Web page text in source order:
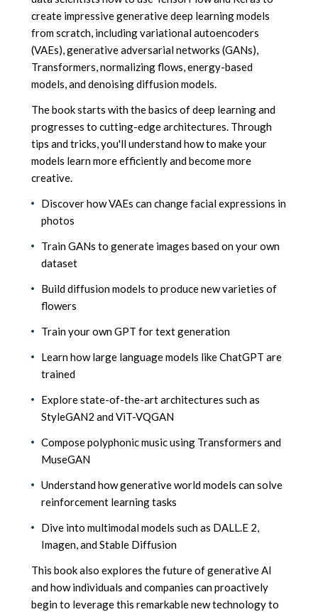
create impressive generative deep learning models
from scratch, including variational autoencoders
(VAEs), generative adversarial networks (GANs),
Transformers, normalizing flows, energy-based
models, and denoising diffusion models.
The book starts with the basics of deep learning and
progresses to cutting-edge architectures. Through
tips and tricks, you'll understand how to make your
models learn more efficiently and become more
creative.
Discover how VAEs can change facial expressions in
photos
Train GANs to generate images based on your own
dataset
Build diffusion models to produce new varieties of
flowers
Train your own GPT for text generation
Learn how large language models like ChatGPT are
trained
Explore state-of-the-art architectures such as
StyleGAN2 and ViT-VQGAN
Compose polyphonic music using Transformers and
MuseGAN
Understand how generative world models can solve
reinforcement learning tasks
Dive into multimodal models such as DALL.E 2,
Imagen, and Stable Diffusion
This book also explores the future of generative AI
and how individuals and companies can proactively
begin to leverage this remarkable new technology to